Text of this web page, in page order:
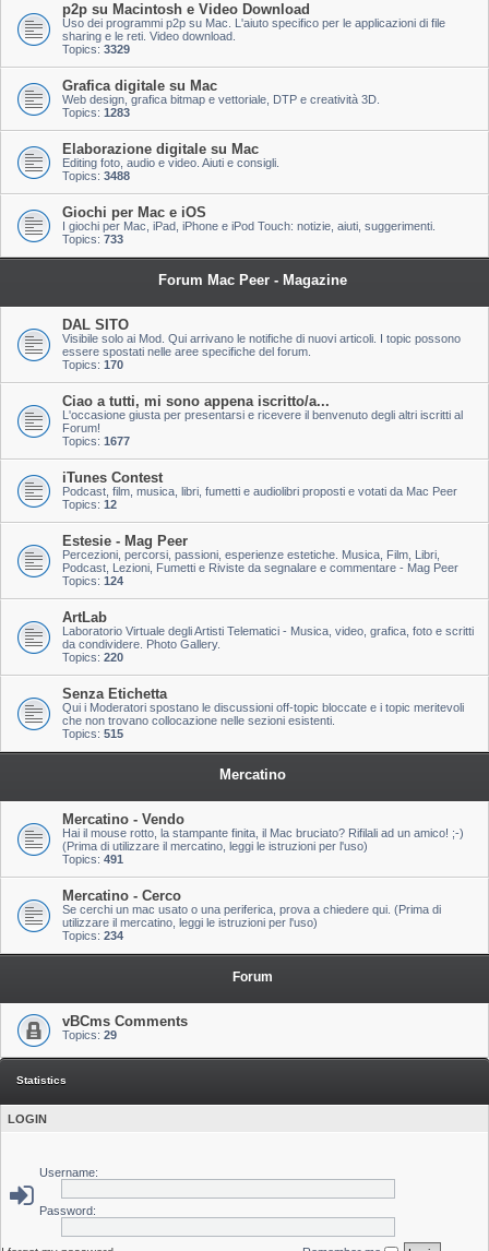
p2p su Macintosh e Video Download
Uso dei programmi p2p su Mac. L'aiuto specifico per le applicazioni di file
sharing e le reti. Video download.
Topics: 3329
Grafica digitale su Mac
Web design, grafica bitmap e vettoriale, DTP e creatività 3D.
Topics: 1283
Elaborazione digitale su Mac
Editing foto, audio e video. Aiuti e consigli.
Topics: 3488
Giochi per Mac e iOS
I giochi per Mac, iPad, iPhone e iPod Touch: notizie, aiuti, suggerimenti.
Topics: 733
Forum Mac Peer - Magazine
DAL SITO
Visibile solo ai Mod. Qui arrivano le notifiche di nuovi articoli. I topic possono
essere spostati nelle aree specifiche del forum.
Topics: 170
Ciao a tutti, mi sono appena iscritto/a...
L'occasione giusta per presentarsi e ricevere il benvenuto degli altri iscritti al
Forum!
Topics: 1677
iTunes Contest
Podcast, film, musica, libri, fumetti e audiolibri proposti e votati da Mac Peer
Topics: 12
Estesie - Mag Peer
Percezioni, percorsi, passioni, esperienze estetiche. Musica, Film, Libri,
Podcast, Lezioni, Fumetti e Riviste da segnalare e commentare - Mag Peer
Topics: 124
ArtLab
Laboratorio Virtuale degli Artisti Telematici - Musica, video, grafica, foto e scritti
da condividere. Photo Gallery.
Topics: 220
Senza Etichetta
Qui i Moderatori spostano le discussioni off-topic bloccate e i topic meritevoli
che non trovano collocazione nelle sezioni esistenti.
Topics: 515
Mercatino
Mercatino - Vendo
Hai il mouse rotto, la stampante finita, il Mac bruciato? Rifilali ad un amico! ;-)
(Prima di utilizzare il mercatino, leggi le istruzioni per l'uso)
Topics: 491
Mercatino - Cerco
Se cerchi un mac usato o una periferica, prova a chiedere qui. (Prima di
utilizzare il mercatino, leggi le istruzioni per l'uso)
Topics: 234
Forum
vBCms Comments
Topics: 29
Statistics
LOGIN
Username:
Password: